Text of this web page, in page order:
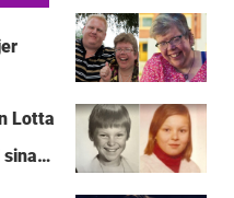
Lotta